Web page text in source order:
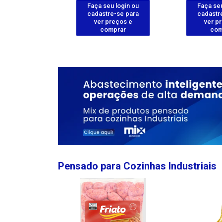
Faça seu login ou
cadastre-se para
ver preços e
comprar
Faça
ver
Pensado para Cozinhas Industriais